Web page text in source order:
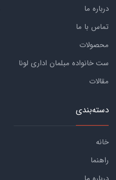
درباره ما
تماس با ما
محصولات
ست خانواده مبلمان اداری لونا
مقالات
دسته‌بندی
خانه
راهنما